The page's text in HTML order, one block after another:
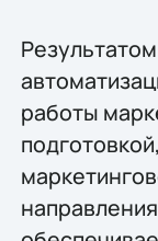
работы